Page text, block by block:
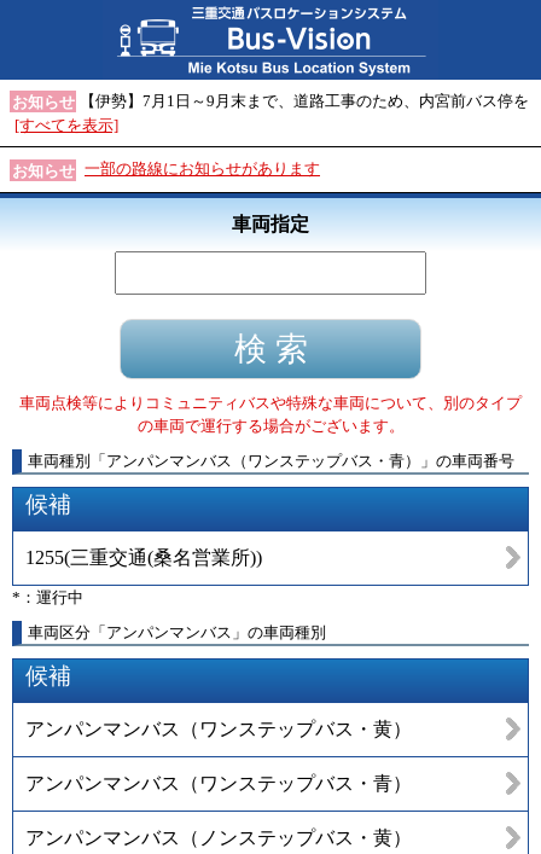
お知らせ
【伊勢】7月1日～9月末まで、道路工事のため、内宮前バス停を
[すべてを表示]
お知らせ 一部の路線にお知らせがあります
車両指定
車両点検等によりコミュニティバスや特殊な車両について、別のタイプ
の車両で運行する場合がございます。
車両種別
「 アンパンマンバス（ワンステップバス・青） 」 の車両番号
候補
1255(三重交通(桑名営業所))
*：運行中
車両区分「アンパンマンバス」の車両種別
候補
アンパンマンバス（ワンステップバス・黄）
アンパンマンバス（ワンステップバス・青）
アンパンマンバス（ノンステップバス・黄）